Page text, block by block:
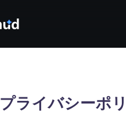
プライバシーポ